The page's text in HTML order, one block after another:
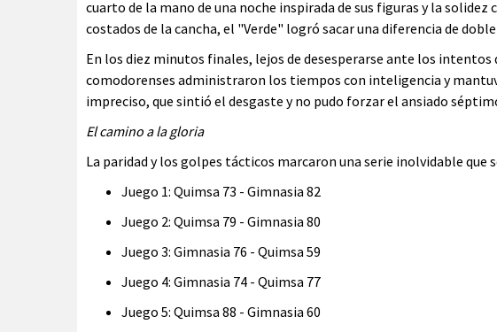
cuarto de la mano de una noche inspirada de sus figuras y la
costados de la cancha, el "Verde" logró sacar una diferencia de
En los diez minutos finales, lejos de desesperarse ante los
comodorenses administraron los tiempos con inteligencia y
impreciso, que sintió el desgaste y no pudo forzar el ansiado
El camino a la gloria
La paridad y los golpes tácticos marcaron una serie inolvidable que
Juego 1: Quimsa 73 - Gimnasia 82
Juego 2: Quimsa 79 - Gimnasia 80
Juego 3: Gimnasia 76 - Quimsa 59
Juego 4: Gimnasia 74 - Quimsa 77
Juego 5: Quimsa 88 - Gimnasia 60